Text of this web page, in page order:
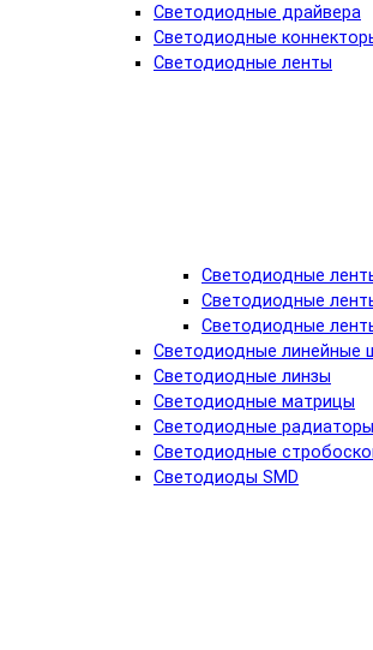
Светодиодные драйвера
Светодиодные
Светодиодные ленты
Светодиодные
Светодиодные
Светодиодные
Светодиодные линейные
Светодиодные линзы
Светодиодные матрицы
Светодиодные радиаторы
Светодиодные
Светодиоды SMD